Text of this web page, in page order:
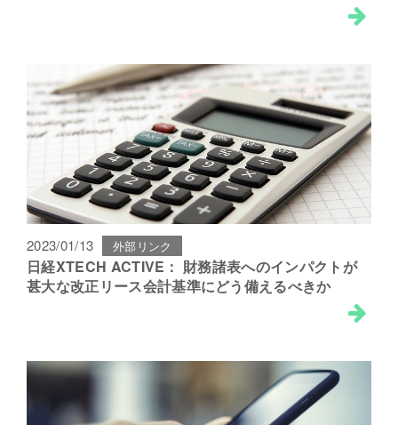
2023/01/13 外部リンク
日経XTECH ACTIVE： 財務諸表へのインパクトが
甚大な改正リース会計基準にどう備えるべきか